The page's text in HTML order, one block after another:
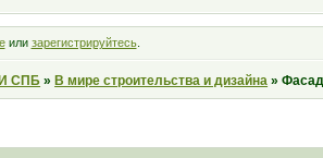
или зарегистрируйтесь.
СПБ »В мире строительства и дизайна »